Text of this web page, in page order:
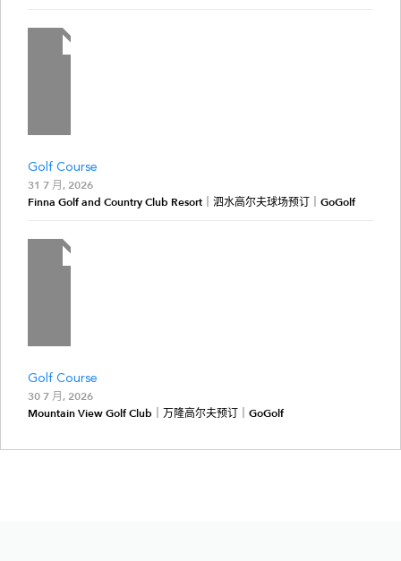
Golf Course
31 7 月, 2026
Finna Golf and Country Club Resort｜泗水高尔夫球场预订｜GoGolf
Golf Course
30 7 月, 2026
Mountain View Golf Club｜万隆高尔夫预订｜GoGolf